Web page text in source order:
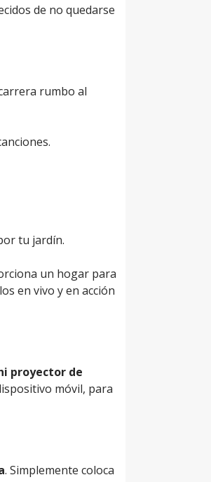
de no quedarse
rumbo al
tu jardín.
un hogar para
en vivo y en acción
proyector de
móvil, para
. Simplemente coloca